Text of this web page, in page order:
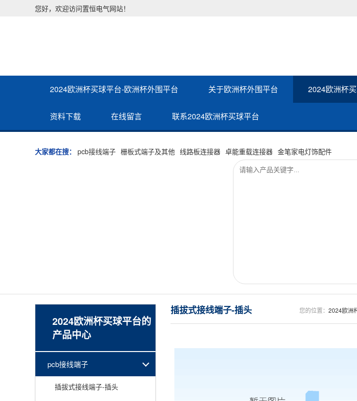
您好，欢迎访问置恒电气网站！
2024欧洲杯买球平台-欧洲杯外围平台 关于欧洲杯外围平台 2024欧洲杯
资料下载 在线留言 联系2024欧洲杯买球平台
大家都在搜： pcb接线端子 栅板式端子及其他 线路板连接器 卓能重载连接器 金笔家电灯饰配件
2024欧洲杯买球平台的
产品中心
pcb接线端子
插拔式接线端子-插头
您的位置： 2024欧洲
插拔式接线端子-插头